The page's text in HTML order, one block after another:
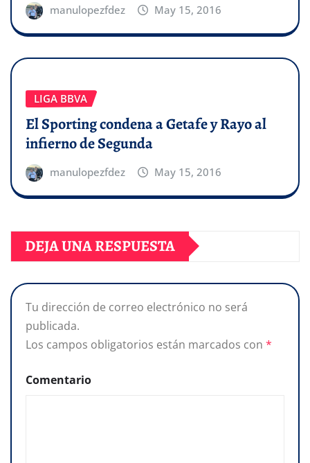
manulopezfdez May 15, 2016
LIGA BBVA
El Sporting condena a Getafe y Rayo al
infierno de Segunda
manulopezfdez May 15, 2016
DEJA UNA RESPUESTA
Tu dirección de correo electrónico no será
publicada.
Los campos obligatorios están marcados con *
Comentario